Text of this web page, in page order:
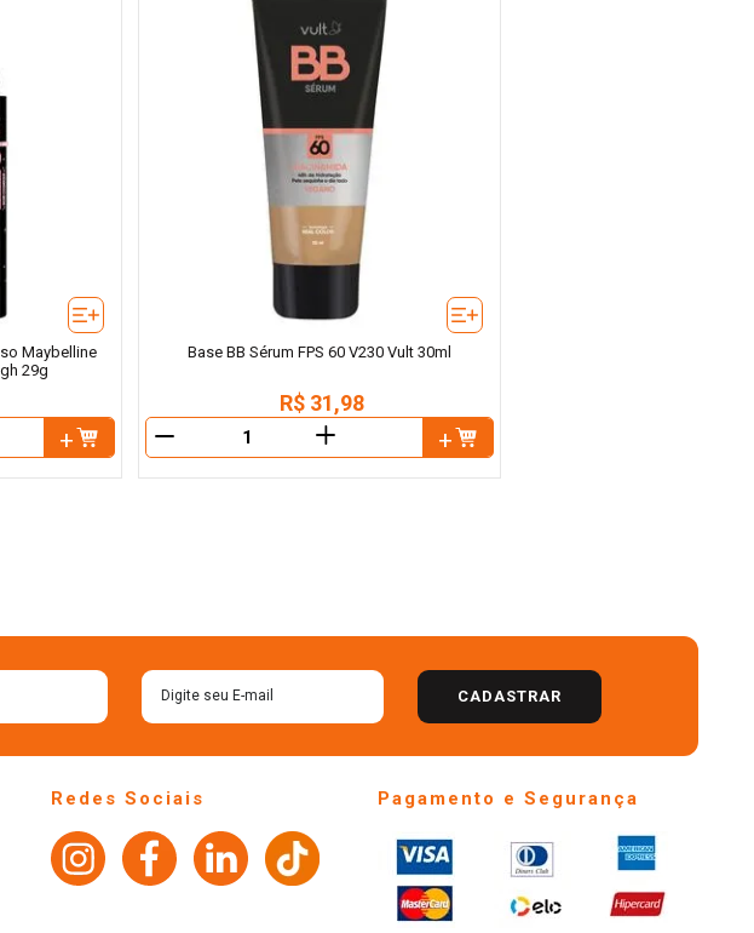
Maybelline
29g
Base BB Sérum FPS 60 V230 Vult 30ml
R$ 31,98
＋
CADASTRAR
Redes Sociais Pagamento e Segurança